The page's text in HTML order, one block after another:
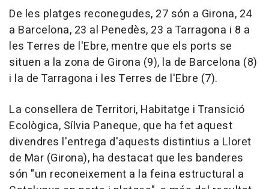
De les platges reconegudes, 27 són a Girona, 24
a Barcelona, 23 al Penedès, 23 a Tarragona i 8 a
les Terres de l'Ebre, mentre que els ports se
situen a la zona de Girona (9), la de Barcelona (8)
i la de Tarragona i les Terres de l'Ebre (7).
La consellera de Territori, Habitatge i Transició
Ecològica, Sílvia Paneque, que ha fet aquest
divendres l'entrega d'aquests distintius a Lloret
de Mar (Girona), ha destacat que les banderes
són "un reconeixement a la feina estructural a